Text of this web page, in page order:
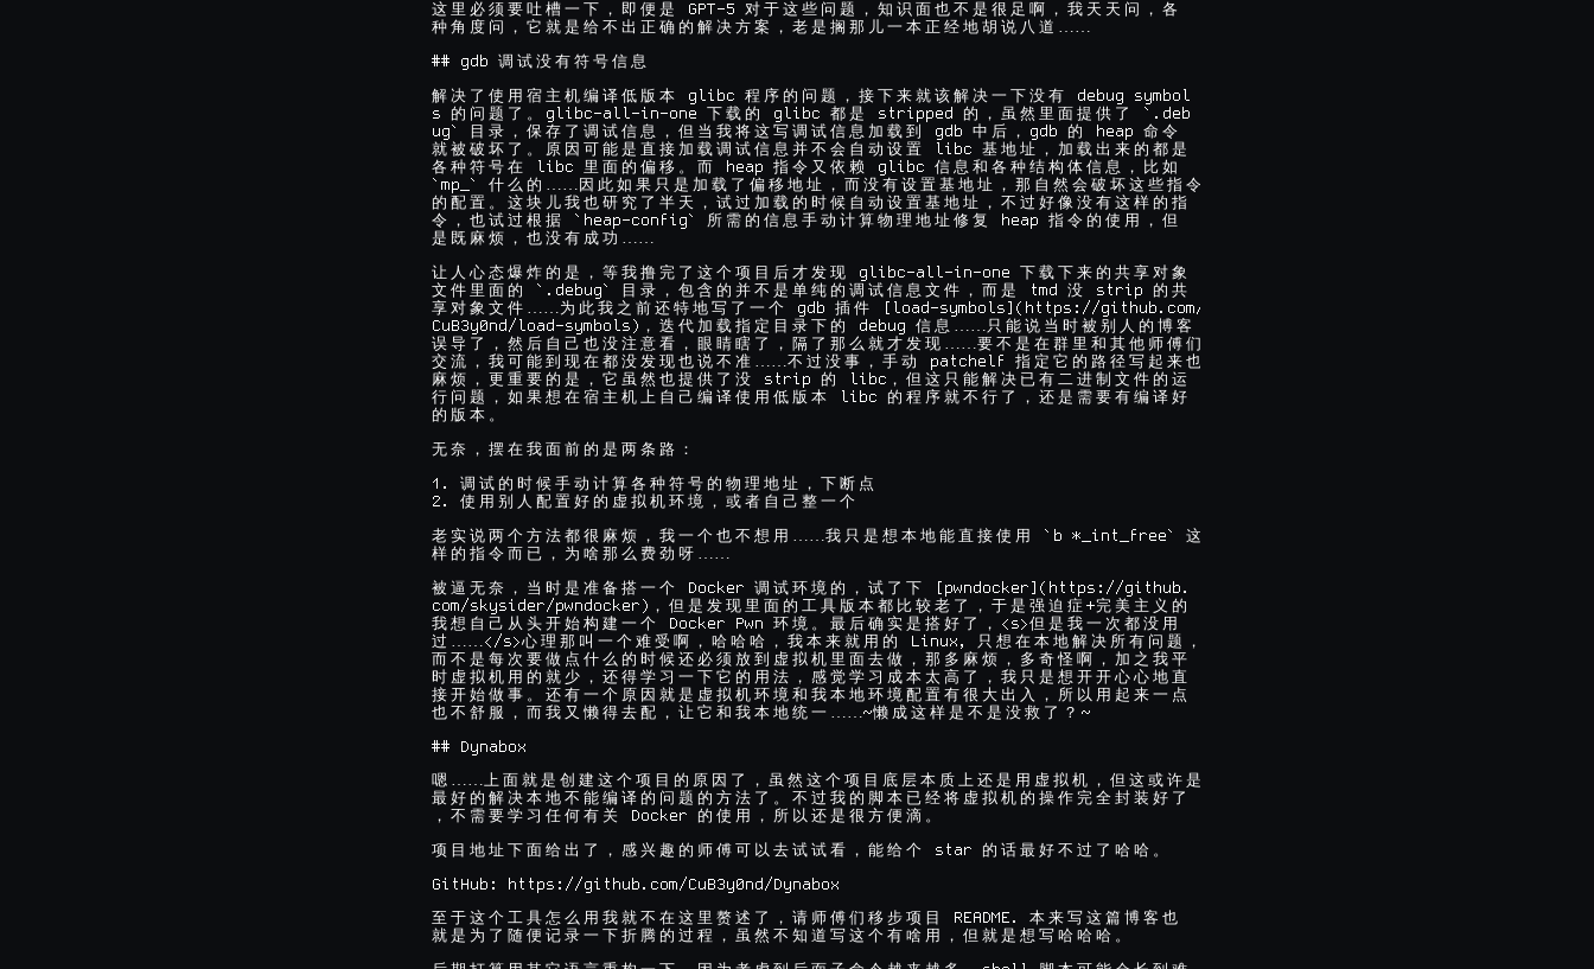
这 里 必 须 要 吐 槽 一 下 ， 即 便 是 GPT-5 对 于 这 些 问 题 ， 知 识 面 也 不 是 很 足 啊 ， 我 天 天 问 ，
各
种 角 度 问 ， 它 就 是 给 不 出 正 确 的 解 决 方 案 ， 老 是 搁 那 儿 一 本 正 经 地 胡 说 八 道 ……
## gdb 调 试 没 有 符 号 信 息
解 决 了 使 用 宿 主 机 编 译 低 版 本 glibc 程 序 的 问 题 ， 接 下 来 就 该 解 决 一 下 没 有
debug symbol
s
的 问 题 了 。 glibc-all-in-one 下 载 的 glibc 都 是 stripped 的 ， 虽 然 里 面 提 供 了
`.deb
ug`
目 录 ， 保 存 了 调 试 信 息 ， 但 当 我 将 这 写 调 试 信 息 加 载 到 gdb 中 后 ， gdb 的 heap 命 令
就 被 破 坏 了 。 原 因 可 能 是 直 接 加 载 调 试 信 息 并 不 会 自 动 设 置 libc 基 地 址 ， 加 载 出 来 的 都 是
各 种 符 号 在 libc 里 面 的 偏 移 。 而 heap 指 令 又 依 赖 glibc 信 息 和 各 种 结 构 体 信 息 ， 比 如
`mp_` 什 么 的 …… 因 此 如 果 只 是 加 载 了 偏 移 地 址 ， 而 没 有 设 置 基 地 址 ， 那 自 然 会 破 坏 这 些 指 令
的 配 置 。 这 块 儿 我 也 研 究 了 半 天 ， 试 过 加 载 的 时 候 自 动 设 置 基 地 址 ， 不 过 好 像 没 有 这 样 的 指
令
， 也 试 过 根 据 `heap-config` 所 需 的 信 息 手 动 计 算 物 理 地 址 修 复 heap 指 令 的 使 用 ，
但
是 既 麻 烦 ， 也 没 有 成 功 ……
让 人 心 态 爆 炸 的 是 ， 等 我 撸 完 了 这 个 项 目 后 才 发 现 glibc-all-in-one 下 载 下 来 的 共 享 对 象
文 件 里 面 的 `.debug` 目 录 ， 包 含 的 并 不 是 单 纯 的 调 试 信 息 文 件 ， 而 是 tmd 没 strip 的 共
享 对 象 文 件 ……为 此 我 之 前 还 特 地 写 了 一 个 gdb 插 件
[load-symbols](https://github.com/
CuB3y0nd/load-symbols) ， 迭 代 加 载 指 定 目 录 下 的 debug 信 息 ……只 能 说 当 时 被 别 人 的 博 客
误 导 了 ， 然 后 自 己 也 没 注 意 看 ， 眼 睛 瞎 了 ， 隔 了 那 么 就 才 发 现 ……要 不 是 在 群 里 和 其 他 师 傅 们
交 流 ， 我 可 能 到 现 在 都 没 发 现 也 说 不 准 ……不 过 没 事 ， 手 动 patchelf 指 定 它 的 路 径 写 起 来 也
麻 烦 ， 更 重 要 的 是 ， 它 虽 然 也 提 供 了 没 strip 的 libc ， 但 这 只 能 解 决 已 有 二 进 制 文 件 的 运
行 问 题 ， 如 果 想 在 宿 主 机 上 自 己 编 译 使 用 低 版 本 libc 的 程 序 就 不 行 了 ， 还 是 需 要 有 编 译 好
的 版 本 。
无 奈 ， 摆 在 我 面 前 的 是 两 条 路 ：
1. 调 试 的 时 候 手 动 计 算 各 种 符 号 的 物 理 地 址 ， 下 断 点
2. 使 用 别 人 配 置 好 的 虚 拟 机 环 境 ， 或 者 自 己 整 一 个
老 实 说 两 个 方 法 都 很 麻 烦 ， 我 一 个 也 不 想 用 ……我 只 是 想 本 地 能 直 接 使 用 `b *_int_free` 这
样 的 指 令 而 已 ， 为 啥 那 么 费 劲 呀 ……
被 逼 无 奈 ， 当 时 是 准 备 搭 一 个 Docker 调 试 环 境 的 ， 试 了 下
[pwndocker](https://github.
com/skysider/pwndocker) ， 但 是 发 现 里 面 的 工 具 版 本 都 比 较 老 了 ， 于 是 强 迫 症 +完 美 主 义 的
我 想 自 己 从 头 开 始 构 建 一 个 Docker Pwn 环 境 。 最 后 确 实 是 搭 好 了 ， <s>但 是 我 一 次 都 没 用
过 ……</s>心 理 那 叫 一 个 难 受 啊 ， 哈 哈 哈 ， 我 本 来 就 用 的 Linux, 只 想 在 本 地 解 决 所 有 问 题
，
而 不 是 每 次 要 做 点 什 么 的 时 候 还 必 须 放 到 虚 拟 机 里 面 去 做 ， 那 多 麻 烦 ， 多 奇 怪 啊 ， 加 之 我 平
时 虚 拟 机 用 的 就 少 ， 还 得 学 习 一 下 它 的 用 法 ， 感 觉 学 习 成 本 太 高 了 ， 我 只 是 想 开 开 心 心 地 直
接 开 始 做 事 。 还 有 一 个 原 因 就 是 虚 拟 机 环 境 和 我 本 地 环 境 配 置 有 很 大 出 入 ， 所 以 用 起 来 一 点
也 不 舒 服 ， 而 我 又 懒 得 去 配 ， 让 它 和 我 本 地 统 一 ……~懒 成 这 样 是 不 是 没 救 了 ？ ~
## Dynabox
嗯 ……上 面 就 是 创 建 这 个 项 目 的 原 因 了 ， 虽 然 这 个 项 目 底 层 本 质 上 还 是 用 虚 拟 机 ， 但 这 或 许 是
最 好 的 解 决 本 地 不 能 编 译 的 问 题 的 方 法 了 。 不 过 我 的 脚 本 已 经 将 虚 拟 机 的 操 作 完 全 封 装 好 了
，
不 需 要 学 习 任 何 有 关 Docker 的 使 用 ， 所 以 还 是 很 方 便 滴 。
项 目 地 址 下 面 给 出 了 ， 感 兴 趣 的 师 傅 可 以 去 试 试 看 ， 能 给 个 star 的 话 最 好 不 过 了 哈 哈 。
GitHub: https://github.com/CuB3y0nd/Dynabox
至 于 这 个 工 具 怎 么 用 我 就 不 在 这 里 赘 述 了 ， 请 师 傅 们 移 步 项 目 README. 本 来 写 这 篇 博 客 也
就 是 为 了 随 便 记 录 一 下 折 腾 的 过 程 ， 虽 然 不 知 道 写 这 个 有 啥 用 ， 但 就 是 想 写 哈 哈 哈 。